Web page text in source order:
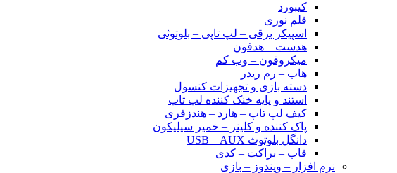
کیبورد
قلم نوری
اسپیکر برقی – لپ تاپی – بلوتوثی
هدست – هدفون
میکروفون – وب کم
هاب – رم ریدر
دسته بازی و تجهیزات کنسول
استند و پایه خنک کننده لپ تاپ
کیف لپ تاپ – هارد – هندزفری
پاک کننده و کلینر – خمیر سیلیکون
دانگل بلوتوث USB – AUX
قاب – براکت – کدی
نرم افزار – ویندوز – بازی